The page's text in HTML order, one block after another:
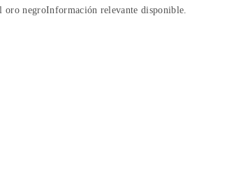
oro negroInformación relevante disponible.